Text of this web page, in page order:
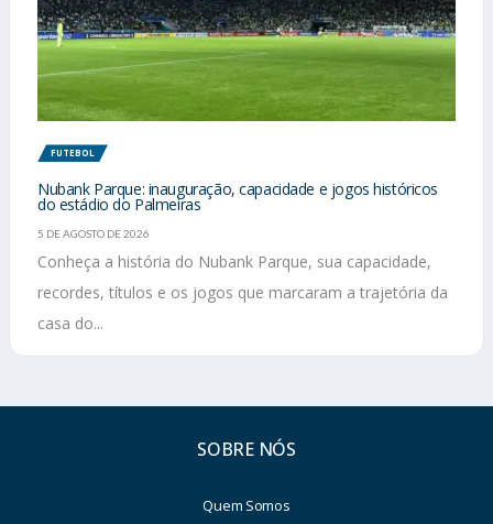
FUTEBOL
Nubank Parque: inauguração, capacidade e jogos históricos
do estádio do Palmeiras
5 DE AGOSTO DE 2026
Conheça a história do Nubank Parque, sua capacidade,
recordes, títulos e os jogos que marcaram a trajetória da
casa do...
SOBRE NÓS
Quem Somos